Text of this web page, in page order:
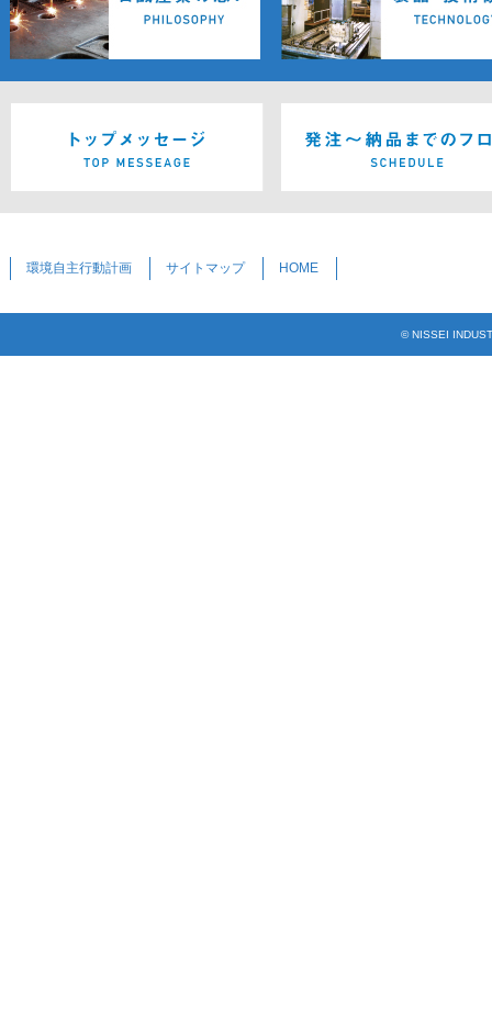
環境自主行動計画 サイトマップ HOME
© NISSEI